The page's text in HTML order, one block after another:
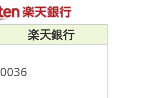
楽天銀行
0036